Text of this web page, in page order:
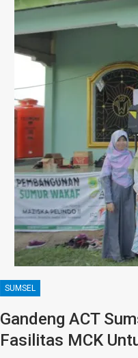
SUMSEL
Gandeng ACT
Fasilitas MCK